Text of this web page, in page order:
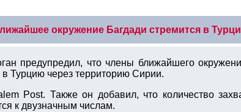
окружение Багдади стремится в
предупредил, что члены ближайшего
Турцию через территорию Сирии.
Post. Также он добавил, что количество
к двузначным числам.